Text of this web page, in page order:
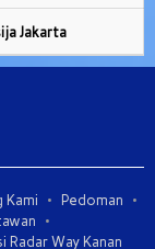
Jakarta
Kami
Pedoman
Radar Way Kanan